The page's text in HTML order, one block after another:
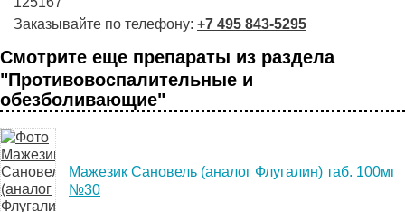
Заказывайте по телефону: +7 495 843-5295
Смотрите еще препараты из раздела
"Противовоспалительные и
обезболивающие"
Мажезик Сановель (аналог Флугалин) таб. 100мг
№30